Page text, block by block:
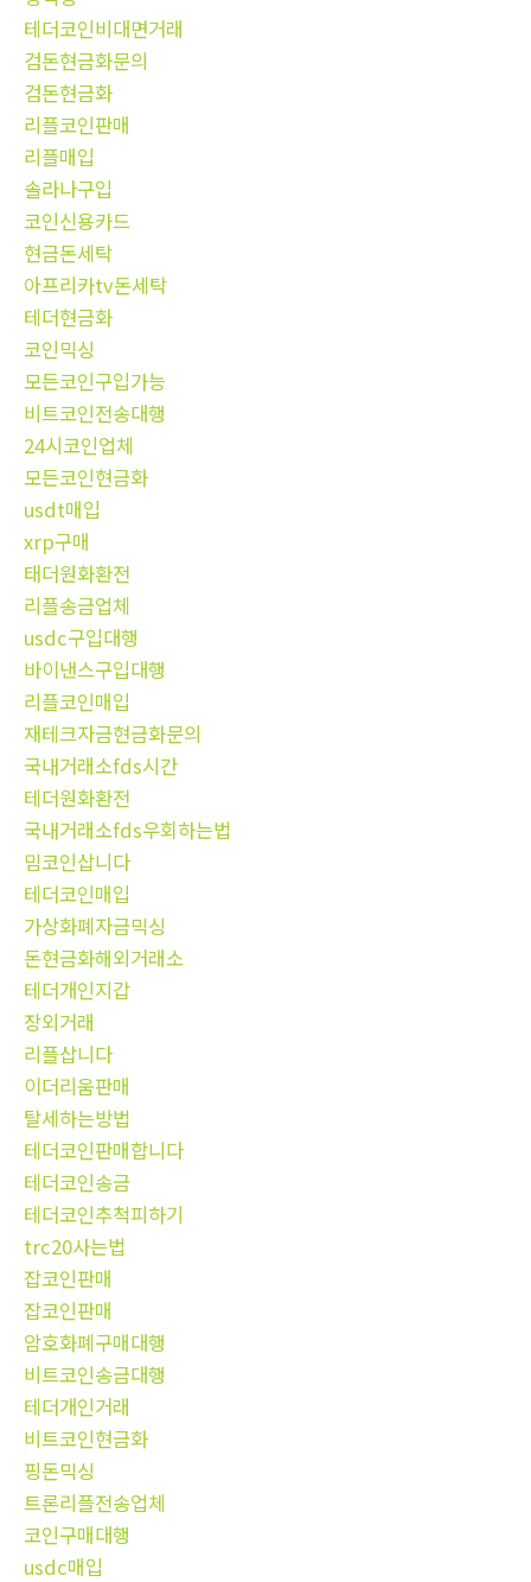
테더코인비대면거래
검돈현금화문의
검돈현금화
리플코인판매
리플매입
솔라나구입
코인신용카드
현금돈세탁
아프리카tv돈세탁
테더현금화
코인믹싱
모든코인구입가능
비트코인전송대행
24시코인업체
모든코인현금화
usdt매입
xrp구매
태더원화환전
리플송금업체
usdc구입대행
바이낸스구입대행
리플코인매입
재테크자금현금화문의
국내거래소fds시간
테더원화환전
국내거래소fds우회하는법
밈코인삽니다
테더코인매입
가상화폐자금믹싱
돈현금화해외거래소
테더개인지갑
장외거래
리플삽니다
이더리움판매
탈세하는방법
테더코인판매합니다
테더코인송금
테더코인추척피하기
trc20사는법
잡코인판매
잡코인판매
암호화폐구매대행
비트코인송금대행
테더개인거래
비트코인현금화
핑돈믹싱
트론리플전송업체
코인구매대행
usdc매입